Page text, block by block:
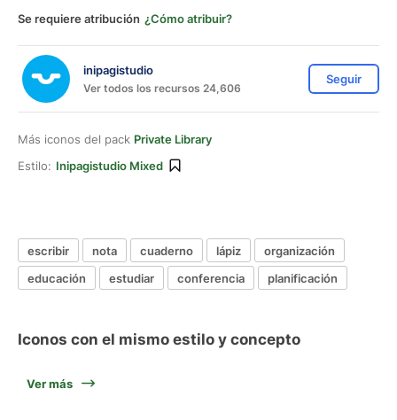
Se requiere atribución ¿Cómo atribuir?
inipagistudio
Ver todos los recursos 24,606
Seguir
Más iconos del pack Private Library
Estilo: Inipagistudio Mixed
escribir nota cuaderno lápiz
organización
educación
estudiar conferencia planificación
Iconos con el mismo estilo y concepto
Ver más